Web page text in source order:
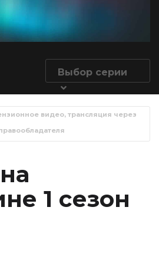
Выбор серии
карантине 1 сезон
видео, трансляция через
1 сезон